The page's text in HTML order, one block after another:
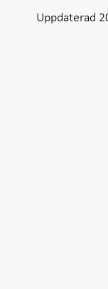
Uppdaterad